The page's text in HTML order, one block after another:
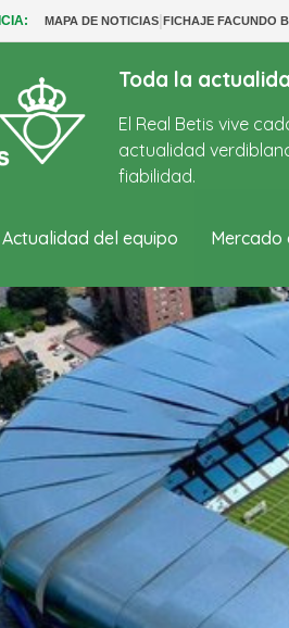
MAPA DE NOTICIAS|FICHAJE FACUNDO
Toda la
El Real Betis vive
actualidad
fiabilidad.
Actualidad del equipo Mercado